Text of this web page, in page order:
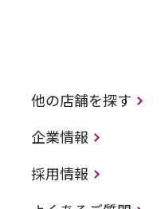
他の店舗を探す
企業情報
採用情報